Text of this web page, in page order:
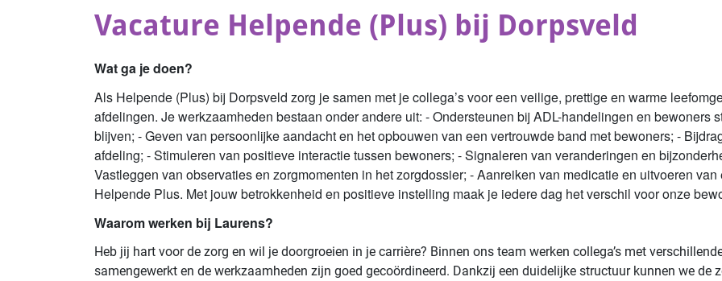
Vacature Helpende (Plus) bij Dorpsveld
Wat ga je doen?
Als Helpende (Plus) bij Dorpsveld zorg je samen met je collega’s voor een veilige, prettige en warme
afdelingen. Je werkzaamheden bestaan onder andere uit: - Ondersteunen bij ADL-handelingen en bewoners
blijven; - Geven van persoonlijke aandacht en het opbouwen van een vertrouwde band met bewoners; -
afdeling; - Stimuleren van positieve interactie tussen bewoners; - Signaleren van veranderingen en
Vastleggen van observaties en zorgmomenten in het zorgdossier; - Aanreiken van medicatie en uitvoeren
Helpende Plus. Met jouw betrokkenheid en positieve instelling maak je iedere dag het verschil voor onze
Waarom werken bij Laurens?
Heb jij hart voor de zorg en wil je doorgroeien in je carrière? Binnen ons team werken collega’s met
samengewerkt en de werkzaamheden zijn goed gecoördineerd. Dankzij een duidelijke structuur kunnen we